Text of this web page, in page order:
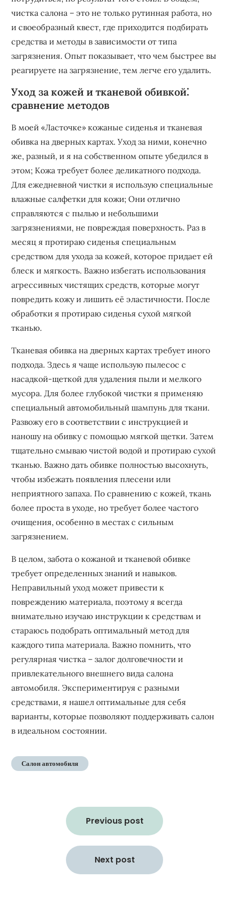
чистка салона – это не только рутинная работа, но
и своеобразный квест, где приходится подбирать
средства и методы в зависимости от типа
загрязнения. Опыт показывает, что чем быстрее вы
реагируете на загрязнение, тем легче его удалить.
Уход за кожей и тканевой обивкой⁚
сравнение методов
В моей «Ласточке» кожаные сиденья и тканевая
обивка на дверных картах. Уход за ними, конечно
же, разный, и я на собственном опыте убедился в
этом; Кожа требует более деликатного подхода.
Для ежедневной чистки я использую специальные
влажные салфетки для кожи; Они отлично
справляются с пылью и небольшими
загрязнениями, не повреждая поверхность. Раз в
месяц я протираю сиденья специальным
средством для ухода за кожей, которое придает ей
блеск и мягкость. Важно избегать использования
агрессивных чистящих средств, которые могут
повредить кожу и лишить её эластичности. После
обработки я протираю сиденья сухой мягкой
тканью.
Тканевая обивка на дверных картах требует иного
подхода. Здесь я чаще использую пылесос с
насадкой-щеткой для удаления пыли и мелкого
мусора. Для более глубокой чистки я применяю
специальный автомобильный шампунь для ткани.
Развожу его в соответствии с инструкцией и
наношу на обивку с помощью мягкой щетки. Затем
тщательно смываю чистой водой и протираю сухой
тканью. Важно дать обивке полностью высохнуть,
чтобы избежать появления плесени или
неприятного запаха. По сравнению с кожей, ткань
более проста в уходе, но требует более частого
очищения, особенно в местах с сильным
загрязнением.
В целом, забота о кожаной и тканевой обивке
требует определенных знаний и навыков.
Неправильный уход может привести к
повреждению материала, поэтому я всегда
внимательно изучаю инструкции к средствам и
стараюсь подобрать оптимальный метод для
каждого типа материала. Важно помнить, что
регулярная чистка – залог долговечности и
привлекательного внешнего вида салона
автомобиля. Экспериментируя с разными
средствами, я нашел оптимальные для себя
варианты, которые позволяют поддерживать салон
в идеальном состоянии.
Салон автомобиля
Previous post
Next post